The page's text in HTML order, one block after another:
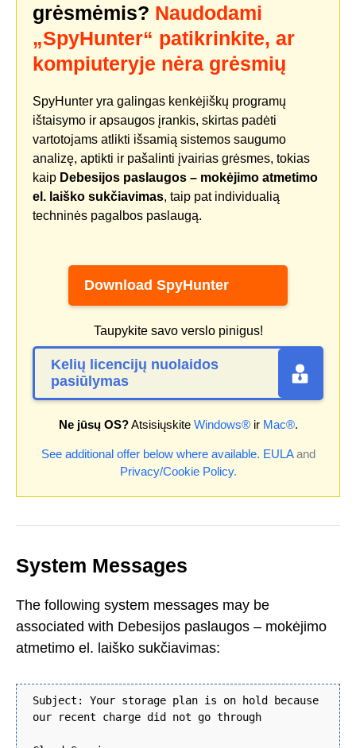
grėsmėmis? Naudodami
„SpyHunter“ patikrinkite, ar
kompiuteryje nėra grėsmių
SpyHunter yra galingas kenkėjiškų programų
ištaisymo ir apsaugos įrankis, skirtas padėti
vartotojams atlikti išsamią sistemos saugumo
analizę, aptikti ir pašalinti įvairias grėsmes, tokias
kaip Debesijos paslaugos – mokėjimo atmetimo
el. laiško sukčiavimas, taip pat individualią
techninės pagalbos paslaugą.
Download SpyHunter
Taupykite savo verslo pinigus!
Kelių licencijų nuolaidos
pasiūlymas
Ne jūsų OS?Atsisiųskite Windows®ir Mac®.
See additional offer below where available. EULAand
Privacy/Cookie Policy.
System Messages
The following system messages may be
associated with Debesijos paslaugos – mokėjimo
atmetimo el. laiško sukčiavimas:
Subject: Your storage plan is on hold because
our recent charge did not go through